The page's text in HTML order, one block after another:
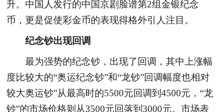
升。中国人发行的中国京剧脸谱第2组金银纪念
币，更是促使彩金币的表现得格外引人注目。
纪念钞出现回调
最为强势的纪念钞，出现了回调，其中上涨幅
度比较大的“奥运纪念钞”和“龙钞”回调幅度也相对
较大奥运钞”从最高时的5500元回调到4500元，“龙
钞”的市场价格则从3500元回落到3000元。市场表